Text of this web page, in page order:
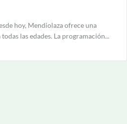
hoy, Mendiolaza ofrece una
las edades. La programación...